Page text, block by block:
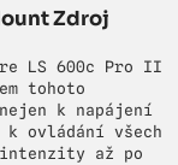
Zdroj
LS 600c Pro II
tohoto
nejen k napájení
ovládání všech
až po